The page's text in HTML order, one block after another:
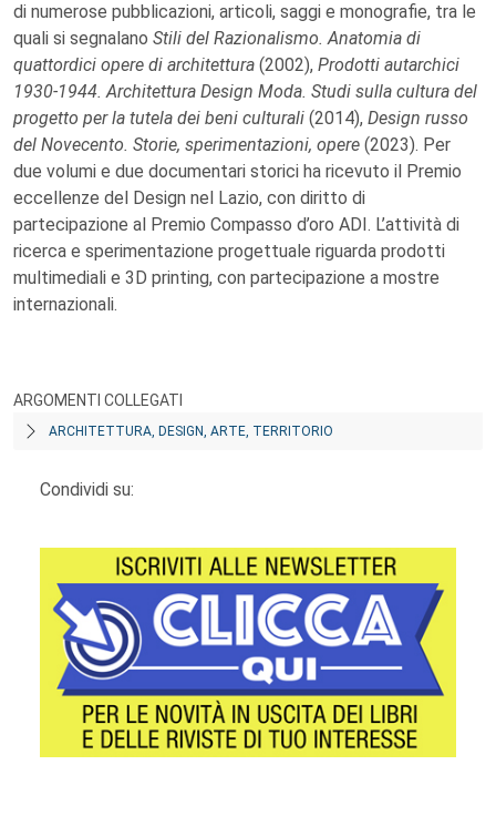
di numerose pubblicazioni, articoli, saggi e monografie, tra le
quali si segnalano Stili del Razionalismo. Anatomia di
quattordici opere di architettura (2002), Prodotti autarchici
1930-1944. Architettura Design Moda. Studi sulla cultura del
progetto per la tutela dei beni culturali (2014), Design russo
del Novecento. Storie, sperimentazioni, opere (2023). Per
due volumi e due documentari storici ha ricevuto il Premio
eccellenze del Design nel Lazio, con diritto di
partecipazione al Premio Compasso d’oro ADI. L’attività di
ricerca e sperimentazione progettuale riguarda prodotti
multimediali e 3D printing, con partecipazione a mostre
internazionali.
ARGOMENTI COLLEGATI
ARCHITETTURA, DESIGN, ARTE, TERRITORIO
Condividi su: